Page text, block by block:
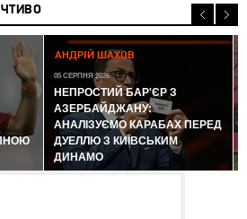
АНДРІЙ ШАХОВ
05 СЕРПНЯ 2026
НЕПРОСТИЙ БАР'ЄР З
АЗЕРБАЙДЖАНУ:
АНАЛІЗУЄМО КАРАБАХ ПЕРЕД
ДУЕЛЛЮ З КИЇВСЬКИМ
ДИНАМО